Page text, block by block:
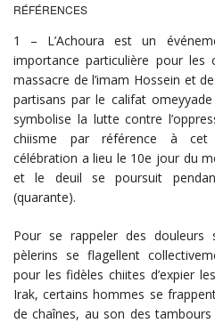
RÉFÉRENCES
1 – L’Achoura est un
importance particulière pour
massacre de l’imam Hossein et
partisans par le califat
symbolise la lutte contre
chiisme par référence à cet
célébration a lieu le 10e jour du
et le deuil se poursuit
(quarante).
Pour se rappeler des douleurs
pèlerins se flagellent
pour les fidèles chiites d’expier
Irak, certains hommes se
de chaînes, au son des